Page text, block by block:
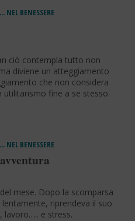
NEL BENESSERE
ciò contempla tutto non
diviene un atteggiamento
che non considera
utilitarismo fine a se stesso.
NEL BENESSERE
mese. Dopo la scomparsa
riprendeva il suo
lavoro….. e stress.